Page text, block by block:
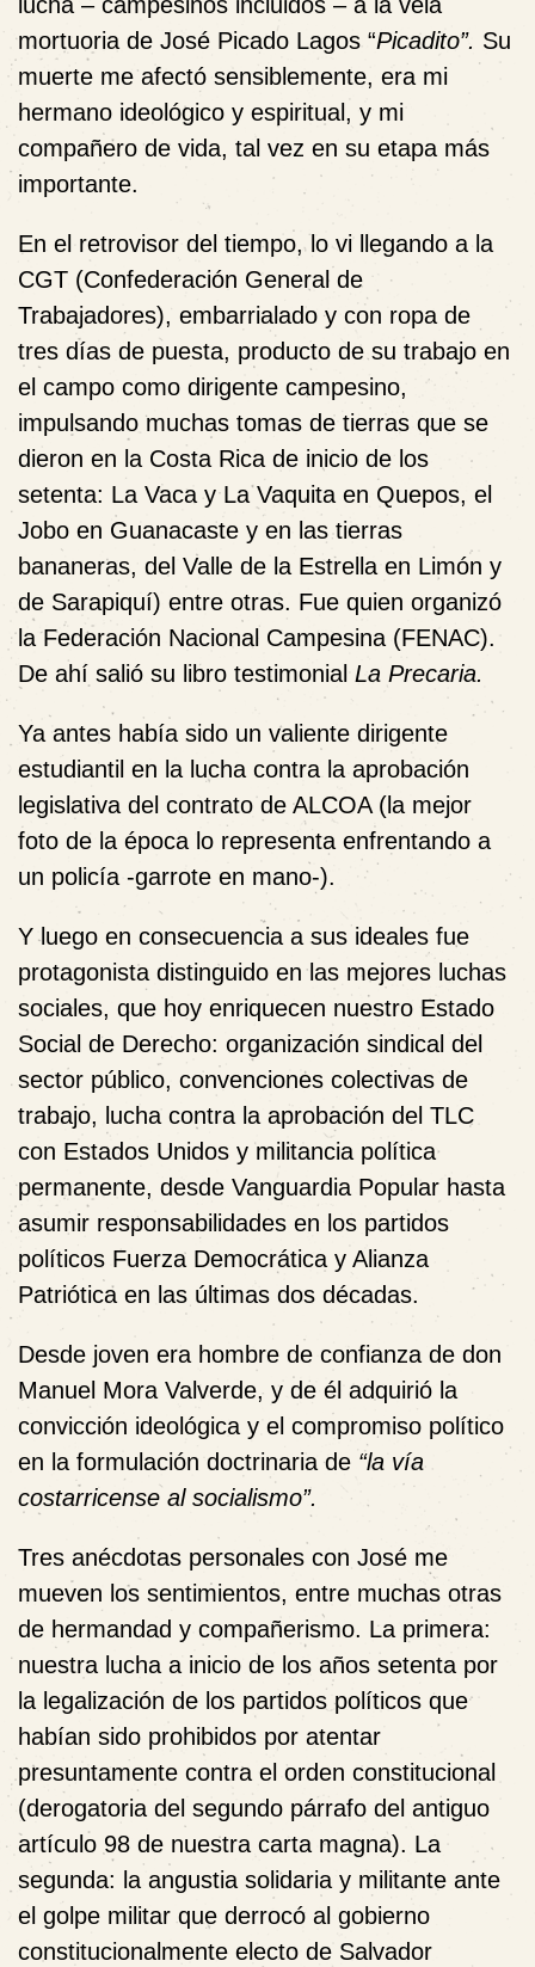
mortuoria de José Picado Lagos “Picadito”. Su
muerte me afectó sensiblemente, era mi
hermano ideológico y espiritual, y mi
compañero de vida, tal vez en su etapa más
importante.
En el retrovisor del tiempo, lo vi llegando a la
CGT (Confederación General de
Trabajadores), embarrialado y con ropa de
tres días de puesta, producto de su trabajo en
el campo como dirigente campesino,
impulsando muchas tomas de tierras que se
dieron en la Costa Rica de inicio de los
setenta: La Vaca y La Vaquita en Quepos, el
Jobo en Guanacaste y en las tierras
bananeras, del Valle de la Estrella en Limón y
de Sarapiquí) entre otras. Fue quien organizó
la Federación Nacional Campesina (FENAC).
De ahí salió su libro testimonial La Precaria.
Ya antes había sido un valiente dirigente
estudiantil en la lucha contra la aprobación
legislativa del contrato de ALCOA (la mejor
foto de la época lo representa enfrentando a
un policía -garrote en mano-).
Y luego en consecuencia a sus ideales fue
protagonista distinguido en las mejores luchas
sociales, que hoy enriquecen nuestro Estado
Social de Derecho: organización sindical del
sector público, convenciones colectivas de
trabajo, lucha contra la aprobación del TLC
con Estados Unidos y militancia política
permanente, desde Vanguardia Popular hasta
asumir responsabilidades en los partidos
políticos Fuerza Democrática y Alianza
Patriótica en las últimas dos décadas.
Desde joven era hombre de confianza de don
Manuel Mora Valverde, y de él adquirió la
convicción ideológica y el compromiso político
en la formulación doctrinaria de “la vía
costarricense al socialismo”.
Tres anécdotas personales con José me
mueven los sentimientos, entre muchas otras
de hermandad y compañerismo. La primera:
nuestra lucha a inicio de los años setenta por
la legalización de los partidos políticos que
habían sido prohibidos por atentar
presuntamente contra el orden constitucional
(derogatoria del segundo párrafo del antiguo
artículo 98 de nuestra carta magna). La
segunda: la angustia solidaria y militante ante
el golpe militar que derrocó al gobierno
constitucionalmente electo de Salvador